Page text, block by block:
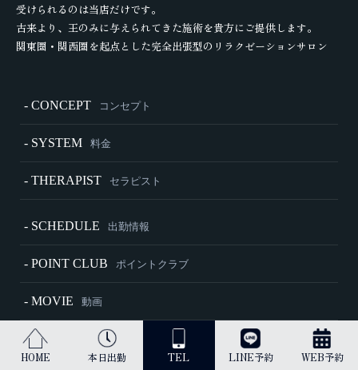
HOME 本日出勤 TEL LINE予約 WEB予約
受けられるのは当店だけです。
古来より、王のみに与えられてきた施術を貴方にご提供します。
関東圏・関西圏を起点とした完全出張型のリラクゼーションサロン
- CONCEPT コンセプト
- SYSTEM 料金
- THERAPIST セラピスト
- SCHEDULE 出勤情報
- POINT CLUB ポイントクラブ
- MOVIE 動画
- HOW TO 施術内容・ご利用方法